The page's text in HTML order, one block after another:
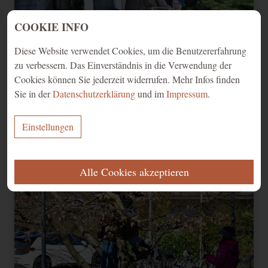
COOKIE INFO
Diese Website verwendet Cookies, um die Benutzererfahrung
zu verbessern. Das Einverständnis in die Verwendung der
Cookies können Sie jederzeit widerrufen. Mehr Infos finden
Sie in derDatenschutzerklärungund imImpressum.
Einstellungen
Diese Cookies werden für eine reibungslose Funktion unserer Website
benötigt.
Name Zweck Ablauf Typ Anbieter
CookieConsent
Speichert Ihre
Einwilligung zur
Verwendung von
1 Jahr HTML Website
Alle Cookies akzeptieren